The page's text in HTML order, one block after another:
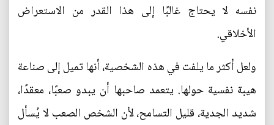
نفسه لا يحتاج غالبًا إلى هذا القدر من الاستعراض
الأخلاقي.
ولعل أكثر ما يلفت في هذه الشخصية، أنها تميل إلى صناعة
هيبة نفسية حولها. يتعمد صاحبها أن يبدو صعبًا، معقدًا،
شديد الجدية، قليل التسامح، لأن الشخص الصعب لا يُسأل